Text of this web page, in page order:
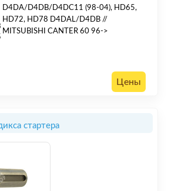
D4DA/D4DB/D4DC11 (98-04), HD65,
HD72, HD78 D4DAL/D4DB //
MITSUBISHI CANTER 60 96->
Цены
стартера